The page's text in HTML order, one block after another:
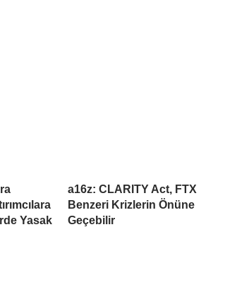
Yasak
a16z: CLARITY Act, FTX
Benzeri Krizlerin Önüne
Geçebilir